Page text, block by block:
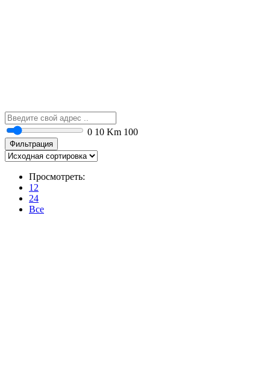
0 10 Km 100
Фильтрация
Просмотреть:
12
24
Все